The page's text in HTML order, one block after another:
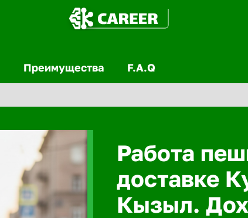
Преимущества F.A.Q
Работа
доставке
Кызыл.